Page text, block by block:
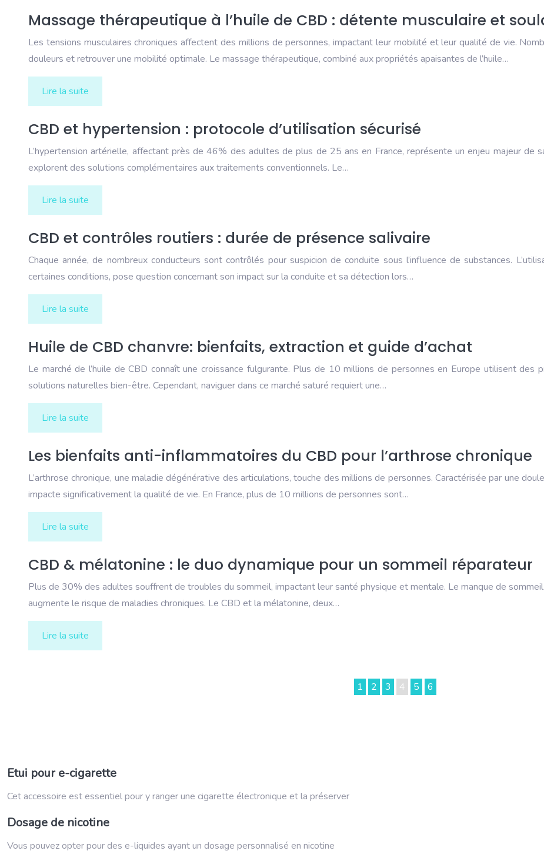
Massage thérapeutique à l’huile de CBD : détente musculaire et
Les tensions musculaires chroniques affectent des millions de personnes, impactant leur mobilité et leur qualité de vie.
douleurs et retrouver une mobilité optimale. Le massage thérapeutique, combiné aux propriétés apaisantes de l’huile…
Lire la suite
CBD et hypertension : protocole d’utilisation sécurisé
L’hypertension artérielle, affectant près de 46% des adultes de plus de 25 ans en France, représente un enjeu majeur de
explorent des solutions complémentaires aux traitements conventionnels. Le…
Lire la suite
CBD et contrôles routiers : durée de présence salivaire
Chaque année, de nombreux conducteurs sont contrôlés pour suspicion de conduite sous l’influence de substances.
certaines conditions, pose question concernant son impact sur la conduite et sa détection lors…
Lire la suite
Huile de CBD chanvre: bienfaits, extraction et guide d’achat
Le marché de l’huile de CBD connaît une croissance fulgurante. Plus de 10 millions de personnes en Europe utilisent des
solutions naturelles bien-être. Cependant, naviguer dans ce marché saturé requiert une…
Lire la suite
Les bienfaits anti-inflammatoires du CBD pour l’arthrose chronique
L’arthrose chronique, une maladie dégénérative des articulations, touche des millions de personnes. Caractérisée par une
impacte significativement la qualité de vie. En France, plus de 10 millions de personnes sont…
Lire la suite
CBD & mélatonine : le duo dynamique pour un sommeil réparateur
Plus de 30% des adultes souffrent de troubles du sommeil, impactant leur santé physique et mentale. Le manque de
augmente le risque de maladies chroniques. Le CBD et la mélatonine, deux…
Lire la suite
1 2 3 4 5 6
Etui pour e-cigarette
Cet accessoire est essentiel pour y ranger une cigarette électronique et la préserver
Dosage de nicotine
Vous pouvez opter pour des e-liquides ayant un dosage personnalisé en nicotine